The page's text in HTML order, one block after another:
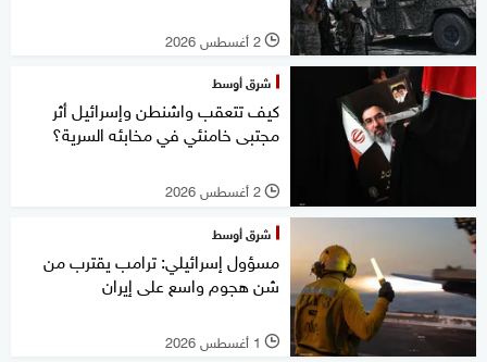
l 2 أغسطس 2026
شرق أوسط
كيف تتعقب واشنطن وإسرائيل أثر
مجتبى خامنئي في مخابئه السرية؟
l 2 أغسطس 2026
شرق أوسط
مسؤول إسرائيلي: ترامب يقترب من
شن هجوم واسع على إيران
l 1 أغسطس 2026